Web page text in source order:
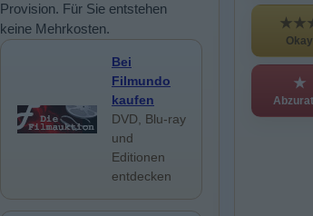
Provision. Für Sie entstehen
keine Mehrkosten.
Bei
Filmundo
kaufen
DVD, Blu-ray
und
Editionen
entdecken
Okay
★